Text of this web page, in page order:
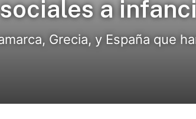
a
Grecia, y España que